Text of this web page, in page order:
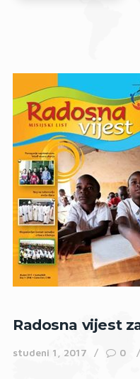
Radosna vijest
studeni 1, 2017 0